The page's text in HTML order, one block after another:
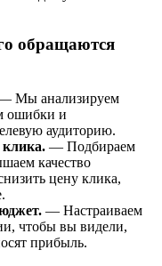
обращаются
Мы анализируем
ошибки и
аудиторию.
— Подбираем
качество
цену клика,
— Настраиваем
чтобы вы видели,
прибыль.